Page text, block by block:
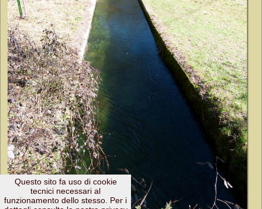
Questo sito fa uso di cookie
tecnici necessari al
funzionamento dello stesso. Per i